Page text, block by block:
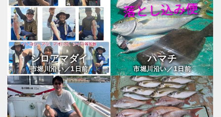
シロアマダイ
市堀川沿い／1日前
ハマチ
市堀川沿い／1日前